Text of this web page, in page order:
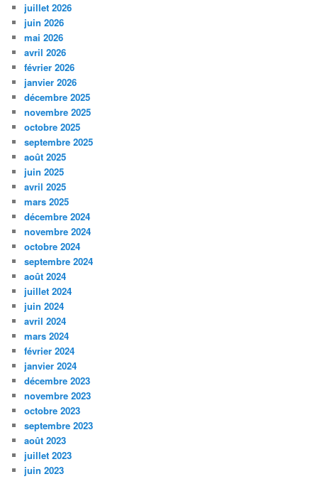
juillet 2026
juin 2026
mai 2026
avril 2026
février 2026
janvier 2026
décembre 2025
novembre 2025
octobre 2025
septembre 2025
août 2025
juin 2025
avril 2025
mars 2025
décembre 2024
novembre 2024
octobre 2024
septembre 2024
août 2024
juillet 2024
juin 2024
avril 2024
mars 2024
février 2024
janvier 2024
décembre 2023
novembre 2023
octobre 2023
septembre 2023
août 2023
juillet 2023
juin 2023